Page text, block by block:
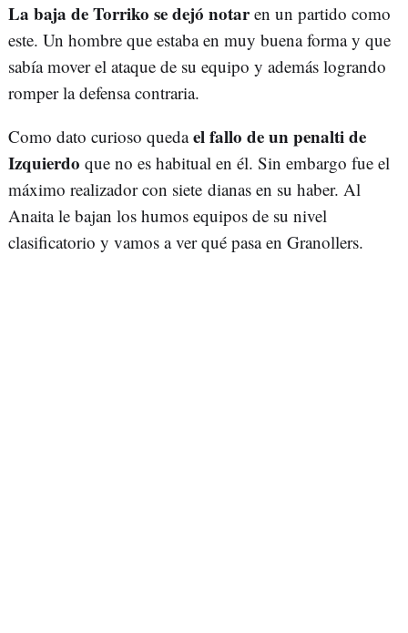
La baja de Torriko se dejó notaren un partido como
este. Un hombre que estaba en muy buena forma y que
sabía mover el ataque de su equipo y además logrando
romper la defensa contraria.
Como dato curioso quedael fallo de un penalti de
Izquierdo que no es habitual en él. Sin embargo fue el
máximo realizador con siete dianas en su haber. Al
Anaita le bajan los humos equipos de su nivel
clasificatorio y vamos a ver qué pasa en Granollers.